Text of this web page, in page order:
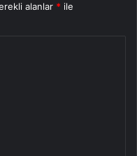
alanlar * ile